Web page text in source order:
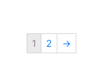
1 2 →